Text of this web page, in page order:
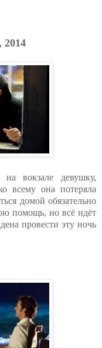
2014
вокзале девушку,
всему она потеряла
домой обязательно
помощь, но всё идёт
провести эту ночь